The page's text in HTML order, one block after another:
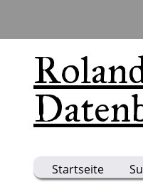
Startseite